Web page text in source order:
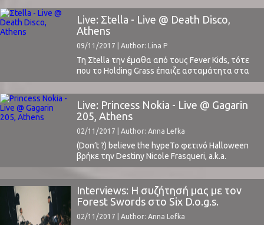
όνομά σου και θα έλεγες ότι είναι σχετικό με τη
μουσική που κάνεις ή την προσωπικότητα και
το χαρακτήρα σου, ή είναι απλά μια λέξη της
Live: Σtella - Live @ Death Disco,
Athens
09/11/2017 | Author: Lina P
Τη Σtella την έμαθα από τους Fever Kids, τότε
που το Holding Grass έπαιζε ασταμάτητα στα
ελληνικά ραδιόφωνα. Το 2014, είχα κολλήσει
ανεπανόρθωτα με το συγκεκριμένο κομμάτι και
κυρίως με την χαρακτηριστική φωνή της
Στέλλας Χρονοπούλου.Όταν ένα χρόνο περίπου
μετά, άκουγα για πρώτη φορά το Picking Words
στο ραδιόφωνο, έκοβα ...
Live: Princess Nokia - Live @ Gagarin
205, Athens
02/11/2017 | Author: Anna Lefka
(Don’t ?) believe the hypeΤο φετινό Halloween
βρήκε την Destiny Nicole Frasqueri, a.k.a.
Princess Nokia, μακριά από την αγαπημένη της
Νέα Υόρκη και πάνω στην σκηνή του
κατάμεστου Gagarin 205. Κάτι που δεν την
εμπόδισε να τιμήσει τα έθιμα της πατρίδας της
και να εμφανιστεί μεταμφιεσμένη ως Lola
Bunny από ...
Interviews: Η συζήτησή μας με τον
Forest Swords στο Six D.o.g.s.
02/11/2017 | Author: Anna Lefka